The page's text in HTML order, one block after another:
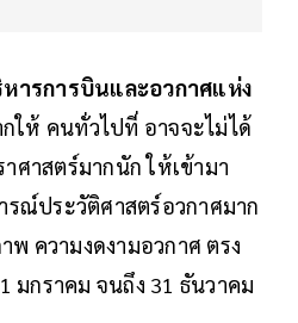
หารการบินและอวกาศแห่ง
ให้ คนทั่วไปที่ อาจจะไม่ได้
ศาสตร์มากนัก ให้เข้ามา
รณ์ประวัติศาสตร์อวกาศมาก
พ ความงดงามอวกาศ ตรง
มกราคม จนถึง 31 ธันวาคม